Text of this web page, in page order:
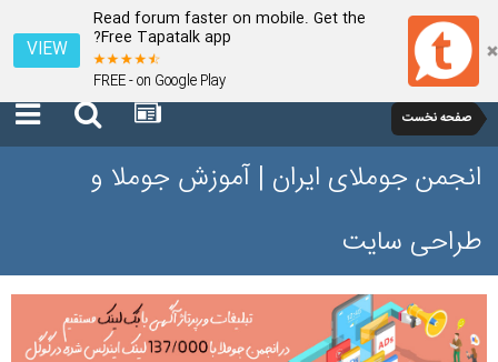
Read forum faster on mobile. Get the
Free Tapatalk app?
FREE - on Google Play
VIEW
صفحه نخست
انجمن جوملای ایران | آموزش جوملا و
طراحی سایت